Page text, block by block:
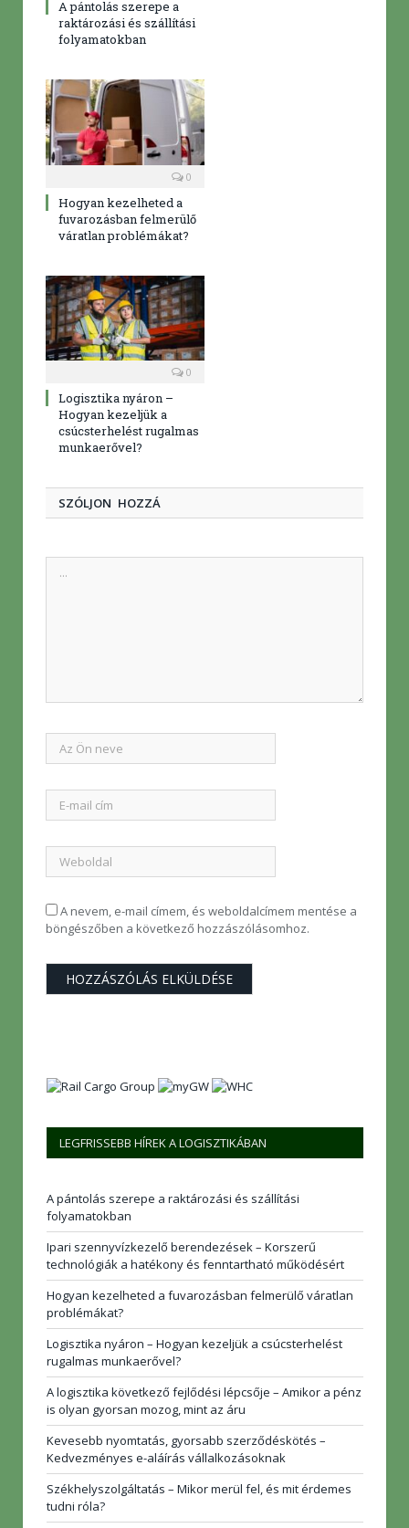
A pántolás szerepe a
raktározási és szállítási
folyamatokban
0
Hogyan kezelheted a
fuvarozásban felmerülő
váratlan problémákat?
0
Logisztika nyáron –
Hogyan kezeljük a
csúcsterhelést rugalmas
munkaerővel?
SZÓLJON HOZZÁ
A nevem, e-mail címem, és weboldalcímem mentése a
böngészőben a következő hozzászólásomhoz.
LEGFRISSEBB HÍREK A LOGISZTIKÁBAN
A pántolás szerepe a raktározási és szállítási
folyamatokban
Ipari szennyvízkezelő berendezések – Korszerű
technológiák a hatékony és fenntartható működésért
Hogyan kezelheted a fuvarozásban felmerülő váratlan
problémákat?
Logisztika nyáron – Hogyan kezeljük a csúcsterhelést
rugalmas munkaerővel?
A logisztika következő fejlődési lépcsője – Amikor a pénz
is olyan gyorsan mozog, mint az áru
Kevesebb nyomtatás, gyorsabb szerződéskötés –
Kedvezményes e-aláírás vállalkozásoknak
Székhelyszolgáltatás – Mikor merül fel, és mit érdemes
tudni róla?